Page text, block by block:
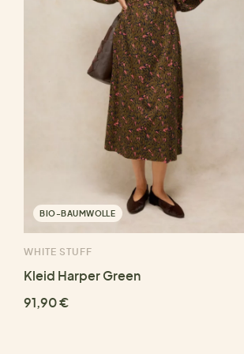
BIO-BAUMWOLLE
WHITE STUFF
Kleid Harper Green
91,90 €